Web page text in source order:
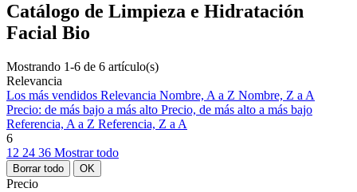
Catálogo de Limpieza e Hidratación
Facial Bio
Mostrando 1-6 de 6 artículo(s)
Relevancia
Los más vendidos Relevancia Nombre, A a Z Nombre, Z a A
Precio: de más bajo a más alto Precio, de más alto a más bajo
Referencia, A a Z Referencia, Z a A
6
12 24 36 Mostrar todo
Borrar todo OK
Precio